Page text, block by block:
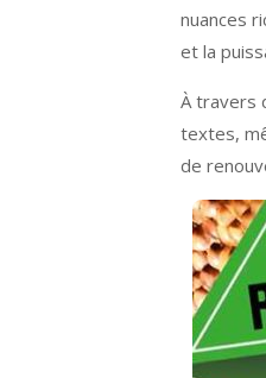
nuances
et la
À travers
textes,
de